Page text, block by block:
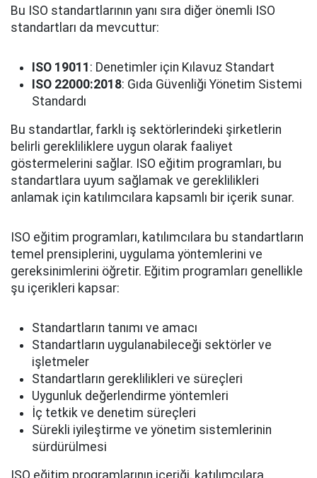
Bu ISO standartlarının yanı sıra diğer önemli ISO
standartları da mevcuttur:
ISO 19011 : Denetimler için Kılavuz Standart
ISO 22000:2018: Gıda Güvenliği Yönetim Sistemi
Standardı
Bu standartlar, farklı iş sektörlerindeki şirketlerin
belirli gerekliliklere uygun olarak faaliyet
göstermelerini sağlar. ISO eğitim programları, bu
standartlara uyum sağlamak ve gereklilikleri
anlamak için katılımcılara kapsamlı bir içerik sunar.
ISO eğitim programları, katılımcılara bu standartların
temel prensiplerini, uygulama yöntemlerini ve
gereksinimlerini öğretir. Eğitim programları genellikle
şu içerikleri kapsar:
Standartların tanımı ve amacı
Standartların uygulanabileceği sektörler ve
işletmeler
Standartların gereklilikleri ve süreçleri
Uygunluk değerlendirme yöntemleri
İç tetkik ve denetim süreçleri
Sürekli iyileştirme ve yönetim sistemlerinin
sürdürülmesi
ISO eğitim programlarının içeriği, katılımcılara